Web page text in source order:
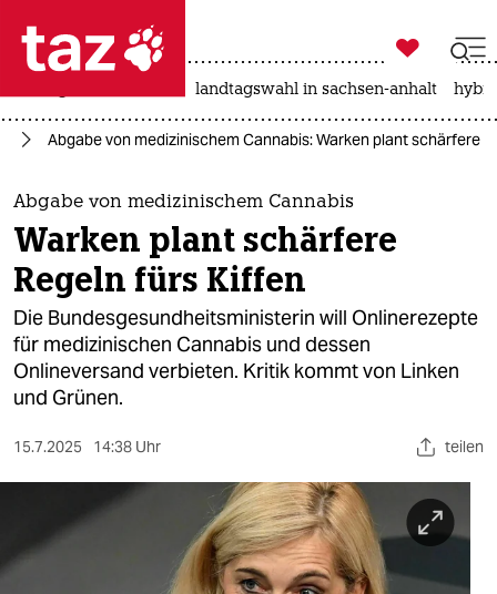
 taz zahl ich
taz zahl ich
themen
politik
öko
gesellschaft
kultur
sport
nord

taz zahl ich
landtagswahl in sachsen-anhalt
Abgabe von medizinischem Cannabis: Warken plant schärfere
Abgabe von medizinischem Cannabis
Warken plant schärfere
Regeln fürs Kiffen
Die Bundesgesundheitsministerin will Onlinerezepte
für medizinischen Cannabis und dessen
Onlineversand verbieten. Kritik kommt von Linken
und Grünen.
15.7.2025 14:38 Uhr teilen